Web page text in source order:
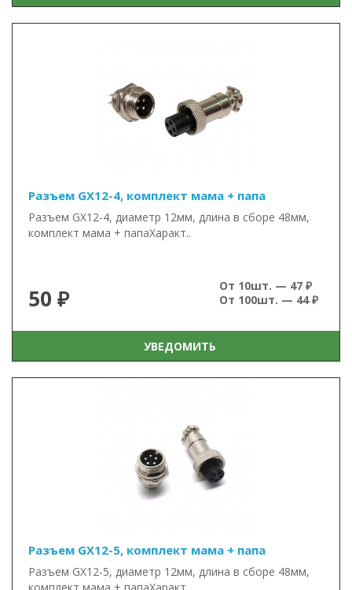
Разъем GX12-4, комплект мама + папа
Разъем GX12-4, диаметр 12мм, длина в сборе 48мм,
комплект мама + папаХаракт..
50 ₽
От 10шт. — 47 ₽
От 100шт. — 44 ₽
УВЕДОМИТЬ
Разъем GX12-5, комплект мама + папа
Разъем GX12-5, диаметр 12мм, длина в сборе 48мм,